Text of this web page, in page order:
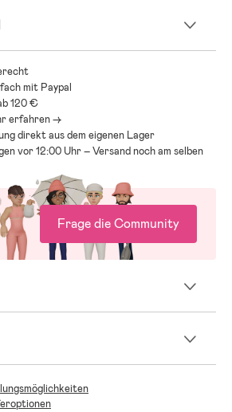
mit Paypal
120 €
erfahren ->
direkt aus dem eigenen Lager
vor 12:00 Uhr – Versand noch am selben
Frage die Community